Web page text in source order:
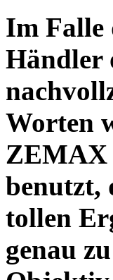
Im Falle
Händler
Worten
ZEMAX
benutzt,
tollen
genau